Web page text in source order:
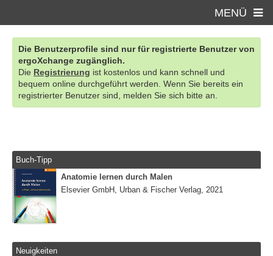
MENÜ
Die Benutzerprofile sind nur für registrierte Benutzer von
ergoXchange zugänglich.
Die Registrierung ist kostenlos und kann schnell und
bequem online durchgeführt werden. Wenn Sie bereits ein
registrierter Benutzer sind, melden Sie sich bitte an.
Buch-Tipp
Anatomie lernen durch Malen
Elsevier GmbH, Urban & Fischer Verlag, 2021
Neuigkeiten